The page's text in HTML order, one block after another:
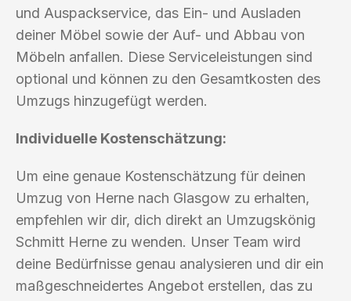
und Auspackservice, das Ein- und Ausladen
deiner Möbel sowie der Auf- und Abbau von
Möbeln anfallen. Diese Serviceleistungen sind
optional und können zu den Gesamtkosten des
Umzugs hinzugefügt werden.
Individuelle Kostenschätzung:
Um eine genaue Kostenschätzung für deinen
Umzug von Herne nach Glasgow zu erhalten,
empfehlen wir dir, dich direkt an Umzugskönig
Schmitt Herne zu wenden. Unser Team wird
deine Bedürfnisse genau analysieren und dir ein
maßgeschneidertes Angebot erstellen, das zu